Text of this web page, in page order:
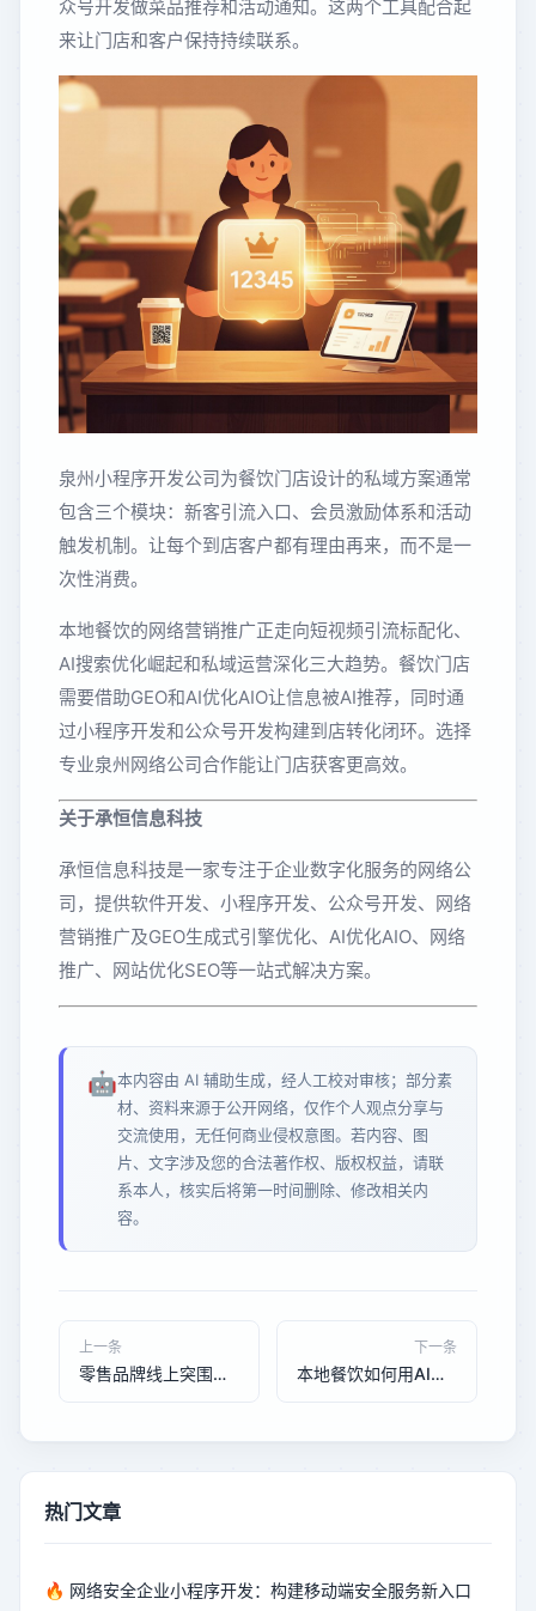
众号开发做菜品推荐和活动通知。这两个工具配合起
来让门店和客户保持持续联系。
泉州小程序开发公司为餐饮门店设计的私域方案通常
包含三个模块：新客引流入口、会员激励体系和活动
触发机制。让每个到店客户都有理由再来，而不是一
次性消费。
本地餐饮的网络营销推广正走向短视频引流标配化、
AI搜索优化崛起和私域运营深化三大趋势。餐饮门店
需要借助GEO和AI优化AIO让信息被AI推荐，同时通
过小程序开发和公众号开发构建到店转化闭环。选择
专业泉州网络公司合作能让门店获客更高效。
关于承恒信息科技
承恒信息科技是一家专注于企业数字化服务的网络公
司，提供软件开发、小程序开发、公众号开发、网络
营销推广及GEO生成式引擎优化、AI优化AIO、网络
推广、网站优化SEO等一站式解决方案。
🤖本内容由 AI 辅助生成，经人工校对审核；部分素
材、资料来源于公开网络，仅作个人观点分享与
交流使用，无任何商业侵权意图。若内容、图
片、文字涉及您的合法著作权、版权权益，请联
系本人，核实后将第一时间删除、修改相关内
容。
上一条
零售品牌线上突围：靠GEO与AI推荐把月销从80万做到320万
下一条
本地餐饮如何用AI推荐把到店人数拉高210%：一家粤菜馆的翻盘
热门文章
🔥 网络安全企业小程序开发：构建移动端安全服务新入口